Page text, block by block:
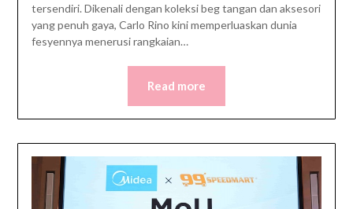
tersendiri. Dikenali dengan koleksi beg tangan dan aksesori
yang penuh gaya, Carlo Rino kini memperluaskan dunia
fesyennya menerusi rangkaian…
Read more